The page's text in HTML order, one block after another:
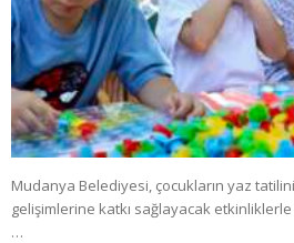
Mudanya Belediyesi, çocukların yaz
gelişimlerine katkı sağlayacak
…